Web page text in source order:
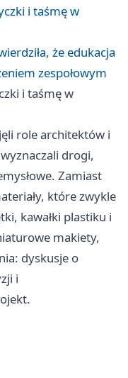
i taśmę w
że edukacja
zespołowym
i taśmę w
role architektów i
drogi,
Zamiast
które zwykle
kawałki plastiku i
makiety,
dyskusje o
i